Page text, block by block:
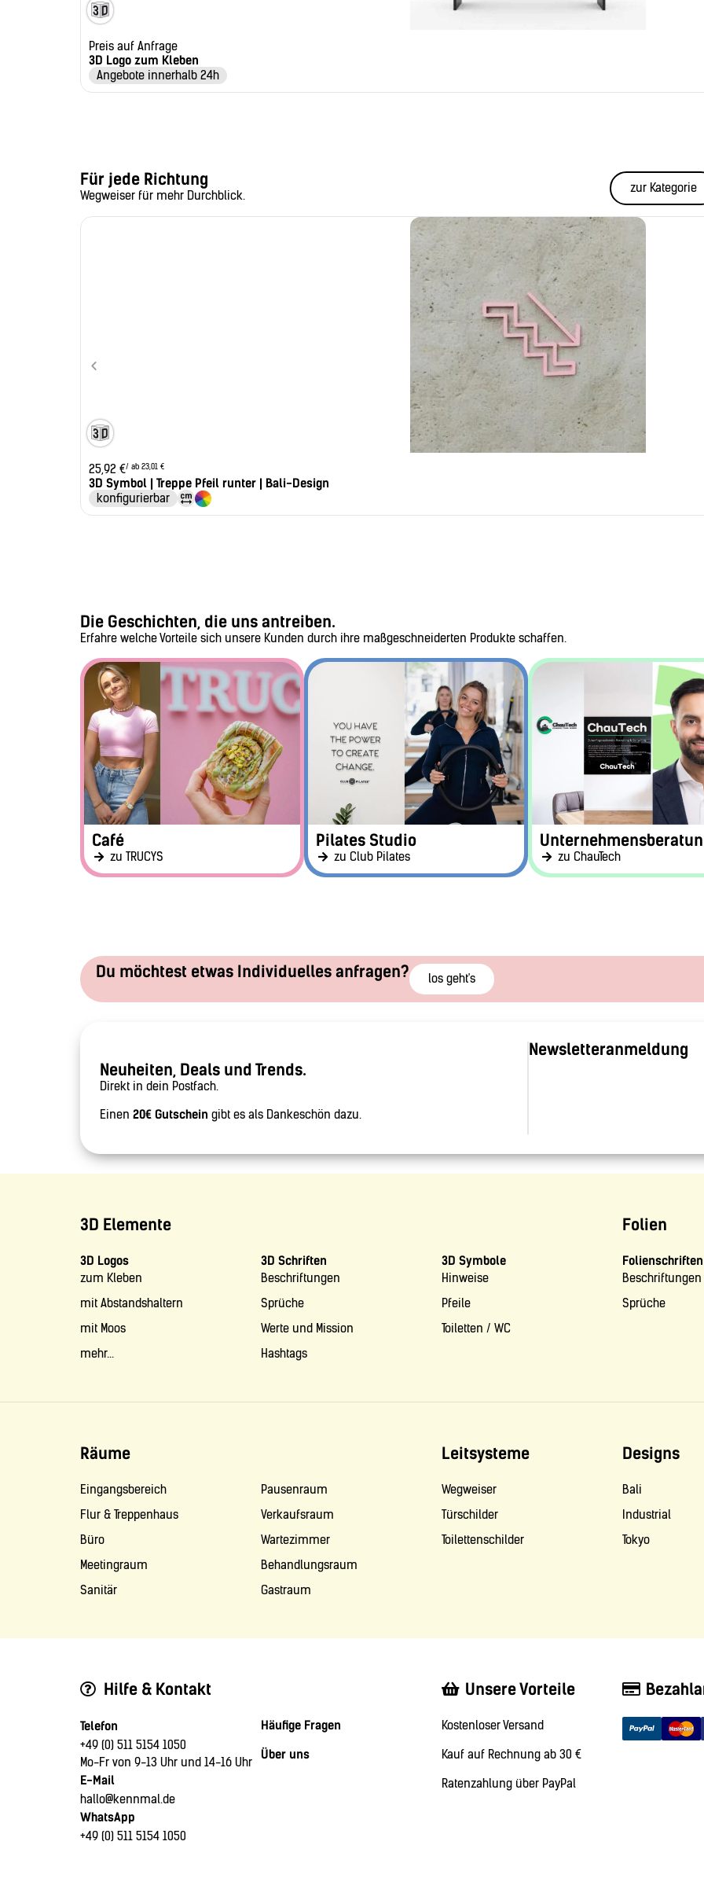
Preis auf Anfrage
3D Logo zum Kleben
Angebote innerhalb 24h
Für jede Richtung
Wegweiser für mehr Durchblick.
zur Kategorie
25,92 €/ ab 23,01 €
3D Symbol | Treppe Pfeil runter | Bali-Design
konfigurierbar
Die Geschichten, die uns antreiben.
Erfahre welche Vorteile sich unsere Kunden durch ihre maßgeschneiderten Produkte schaffen.
Café
zu TRUCYS
Pilates Studio
zu Club Pilates zu ChauTech
Du möchtest etwas Individuelles anfragen? los geht's
Neuheiten, Deals und Trends.
Direkt in dein Postfach.
Einen 20€ Gutschein gibt es als Dankeschön dazu.
Newsletteranmeldung
3D Elemente Folien
3D Logos
zum Kleben
mit Abstandshaltern
mit Moos
mehr...
3D Schriften
Beschriftungen
Sprüche
Werte und Mission
Hashtags
3D Symbole
Hinweise
Pfeile
Toiletten / WC
Folienschriften
Beschriftungen
Sprüche
Räume Leitsysteme Designs
Eingangsbereich
Flur & Treppenhaus
Büro
Meetingraum
Sanitär
Pausenraum
Verkaufsraum
Wartezimmer
Behandlungsraum
Gastraum
Wegweiser
Türschilder
Toilettenschilder
Bali
Industrial
Tokyo
Hilfe & Kontakt Unsere Vorteile
Telefon
+49 (0) 511 5154 1050
Mo-Fr von 9-13 Uhr und 14-16 Uhr
E-Mail
hallo@kennmal.de
WhatsApp
+49 (0) 511 5154 1050
Häufige Fragen
Über uns
Kostenloser Versand
Kauf auf Rechnung ab 30 €
Ratenzahlung über PayPal